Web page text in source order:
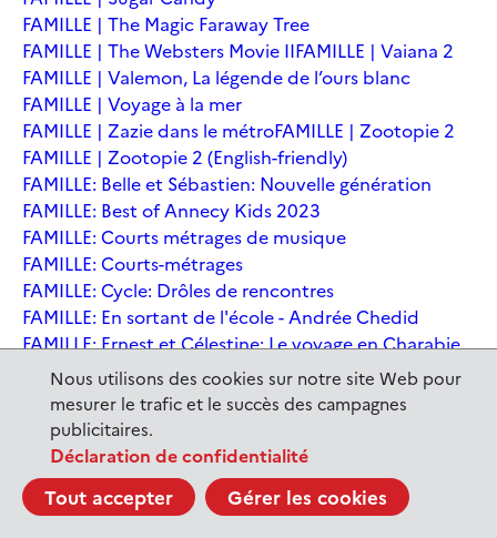
Nous utilisons des cookies sur notre site Web pour
mesurer le trafic et le succès des campagnes
publicitaires.
Déclaration de confidentialité
Tout accepter Gérer les cookies
FAMILLE | The Magic Faraway Tree
FAMILLE | The Websters Movie IIFAMILLE | Vaiana 2
FAMILLE | Valemon, La légende de l’ours blanc
FAMILLE | Voyage à la mer
FAMILLE | Zazie dans le métroFAMILLE | Zootopie 2
FAMILLE | Zootopie 2 (English-friendly)
FAMILLE: Belle et Sébastien: Nouvelle génération
FAMILLE: Best of Annecy Kids 2023
FAMILLE: Courts métrages de musique
FAMILLE: Courts-métrages
FAMILLE: Cycle: Drôles de rencontres
FAMILLE: En sortant de l'école - Andrée Chedid
FAMILLE: Ernest et Célestine: Le voyage en Charabie
FAMILLE: Festival International du court métrage
Clermont-Ferrand
FAMILLE: Kina et Yuk, renards de la banquise
FAMILLE: La Pat' Patrouille : La Super Patrouille, le film
FAMILLE: Le dernier jaguarFAMILLE: Le Dirigeable volé
FAMILLE: Le Nid du TigreFAMILLE: Le Tableau